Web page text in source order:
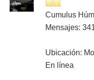
Cumulus
Mensajes:
Ubicación:
En línea